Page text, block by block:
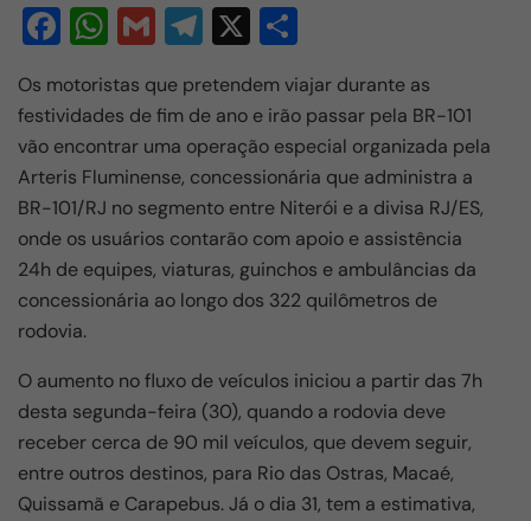
F
c
e
b
o
o
k
W
at
s
A
p
p
G
ail
T
e
gr
a
m
X
h
ar
e
Os motoristas que pretendem viajar durante as
festividades de fim de ano e irão passar pela BR-101
vão encontrar uma operação especial organizada pela
Arteris Fluminense, concessionária que administra a
BR-101/RJ no segmento entre Niterói e a divisa RJ/ES,
onde os usuários contarão com apoio e assistência
24h de equipes, viaturas, guinchos e ambulâncias da
concessionária ao longo dos 322 quilômetros de
rodovia.
O aumento no fluxo de veículos iniciou a partir das 7h
desta segunda-feira (30), quando a rodovia deve
receber cerca de 90 mil veículos, que devem seguir,
entre outros destinos, para Rio das Ostras, Macaé,
Quissamã e Carapebus. Já o dia 31, tem a estimativa,